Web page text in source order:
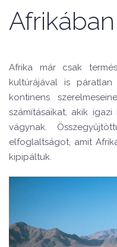
Afrikában
Afrika már csak
kultúrájával is páratlan
kontinens
számításaikat, akik igazi
vágynak. Összegyűjtö
elfoglaltságot, amit
kipipáltuk.